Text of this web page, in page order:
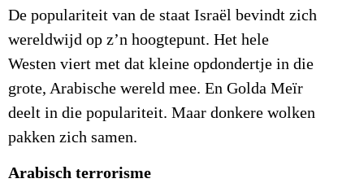
De populariteit van de staat Israël bevindt zich
wereldwijd op z’n hoogtepunt. Het hele
Westen viert met dat kleine opdondertje in die
grote, Arabische wereld mee. En Golda Meïr
deelt in die populariteit. Maar donkere wolken
pakken zich samen.
Arabisch terrorisme